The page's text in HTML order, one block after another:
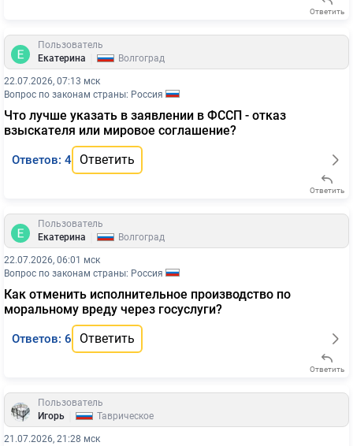
Ответить
Пользователь
Екатерина
Волгоград
22.07.2026, 07:13 мск
Вопрос по законам страны: Россия
Что лучше указать в заявлении в ФССП - отказ
взыскателя или мировое соглашение?
Ответов: 4 Ответить
Ответить
Пользователь
Екатерина
Волгоград
22.07.2026, 06:01 мск
Вопрос по законам страны: Россия
Как отменить исполнительное производство по
моральному вреду через госуслуги?
Ответов: 6 Ответить
Ответить
Пользователь
Игорь
Таврическое
21.07.2026, 21:28 мск